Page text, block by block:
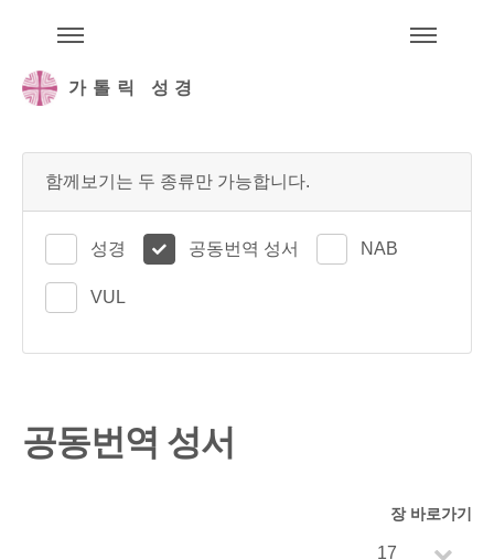
가톨릭 성경
함께보기는 두 종류만 가능합니다.
성경 공동번역 성서 NAB
VUL
공동번역 성서
장 바로가기